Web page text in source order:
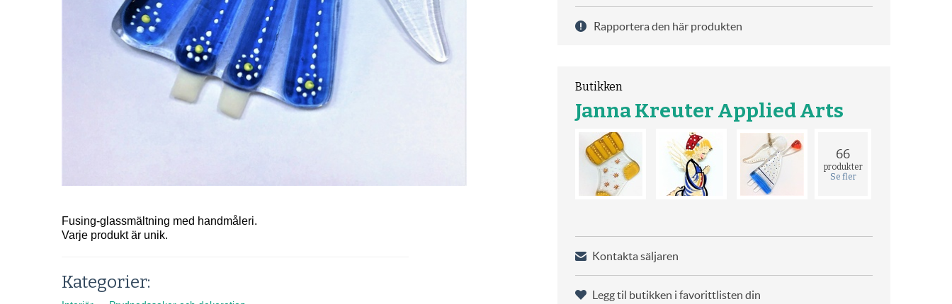
Fusing-glassmältning med handmåleri.
Varje produkt är unik.
Kategorier:
Rapportera den här produkten
Butikken
Janna Kreuter Applied Arts
66
produkter
Se fler
Kontakta säljaren
Legg til butikken i favorittlisten din